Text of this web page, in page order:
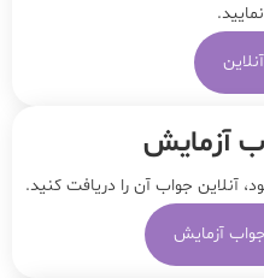
آزمایش
آنلاین جواب‌ آن را دریافت کنید.
آزمایش